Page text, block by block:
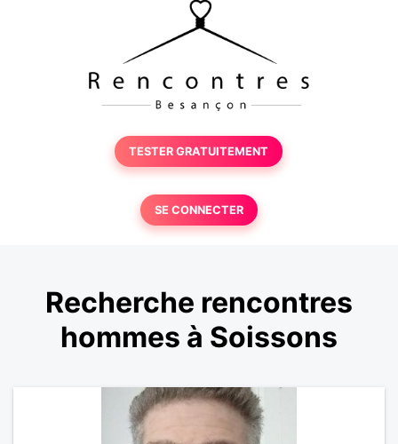
TESTER GRATUITEMENT
SE CONNECTER
Recherche rencontres
hommes à Soissons